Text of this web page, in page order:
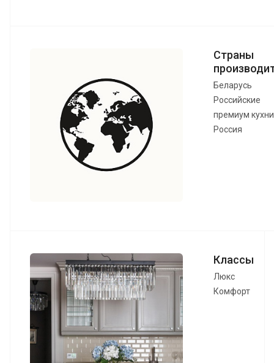
Страны
Беларусь
Российские
премиум кухни
Россия
Классы
Люкс
Комфорт